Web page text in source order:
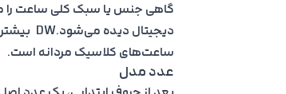
ساعت‌های کلاسیک مردانه است.
عدد مدل